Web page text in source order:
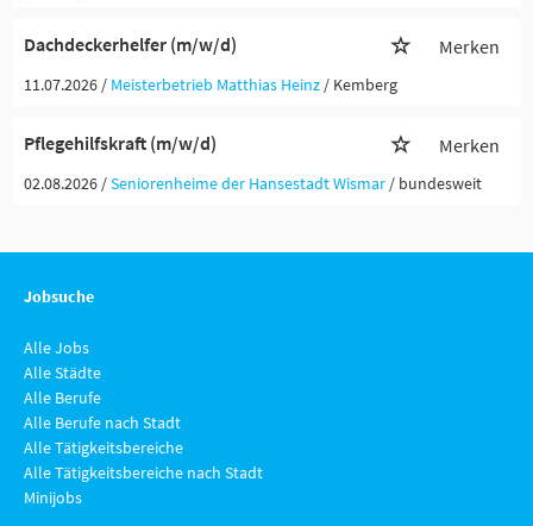
Dachdeckerhelfer (m/w/d) Merken
11.07.2026 / Meisterbetrieb Matthias Heinz / Kemberg
Pflegehilfskraft (m/w/d) Merken
02.08.2026 /Seniorenheime der Hansestadt Wismar / bundesweit
Jobsuche
Alle Jobs
Alle Städte
Alle Berufe
Alle Berufe nach Stadt
Alle Tätigkeitsbereiche
Alle Tätigkeitsbereiche nach Stadt
Minijobs